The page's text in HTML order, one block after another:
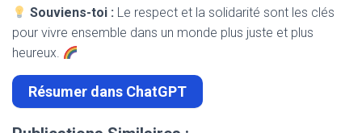
Souviens-toi : Le respect et la solidarité sont les clés
pour vivre ensemble dans un monde plus juste et plus
heureux.
Résumer dans ChatGPT